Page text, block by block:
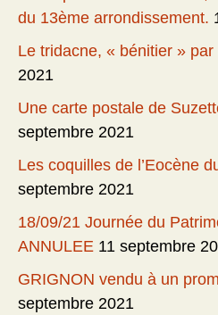
du 13ème arrondissement.
Le tridacne, « bénitier »
2021
Une carte postale de
septembre 2021
Les coquilles de l’Eocène
septembre 2021
18/09/21 Journée du
ANNULEE 11 septembre
GRIGNON vendu à un
septembre 2021